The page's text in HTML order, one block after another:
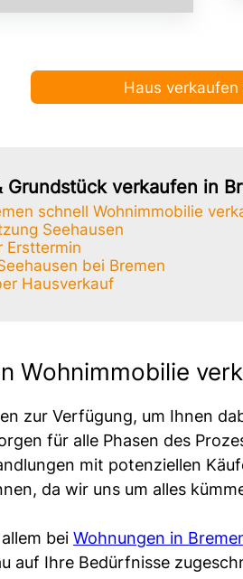
Haus verkaufen
Grundstück verkaufen in
schnell Wohnimmobilie
Seehausen
Ersttermin
bei Bremen
Hausverkauf
Wohnimmobilie
zur Verfügung, um Ihnen
für alle Phasen des
mit potenziellen
da wir uns um alles
bei Wohnungen in
auf Ihre Bedürfnisse